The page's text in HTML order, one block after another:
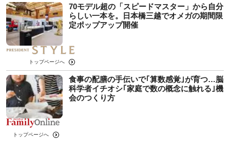
70モデル超の「スピードマスター」から自分
らしい一本を。日本橋三越でオメガの期間限
定ポップアップ開催
トップページへ
食事の配膳の手伝いで｢算数感覚｣が育つ…脳
科学者イチオシ｢家庭で数の概念に触れる｣機
会のつくり方
トップページへ